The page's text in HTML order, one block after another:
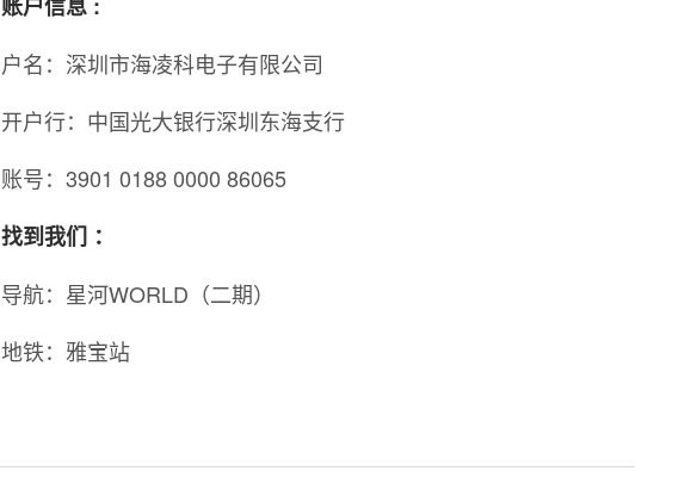
户名：深圳市海凌科电子有限公司
开户行：中国光大银行深圳东海支行
账号：3901 0188 0000 86065
找到我们 ：
导航：星河WORLD（二期）
地铁：雅宝站